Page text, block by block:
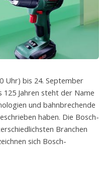
Uhr) bis 24. September
125 Jahren steht der Name
und bahnbrechende
haben. Die Bosch-
Branchen
sich Bosch-